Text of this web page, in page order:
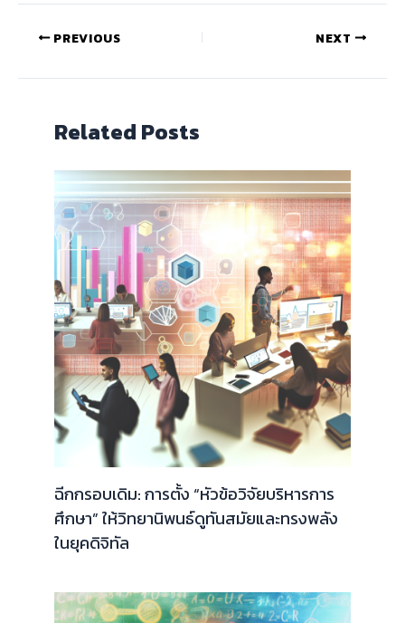
PREVIOUS NEXT
Related Posts
ฉีกกรอบเดิม: การตั้ง “หัวข้อวิจัยบริหารการ
ศึกษา” ให้วิทยานิพนธ์ดูทันสมัยและทรงพลัง
ในยุคดิจิทัล